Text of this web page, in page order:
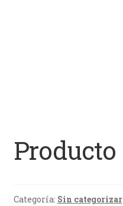
Producto
Categoría: Sin categorizar